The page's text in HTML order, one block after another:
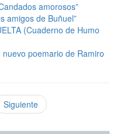
amorosos”
amigos de Buñuel”
(Cuaderno de Humo
nuevo poemario de Ramiro
Siguiente